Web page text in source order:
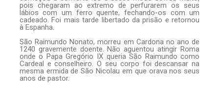
pois chegaram ao extremo de perfurarem os seus
lábios com um ferro quente, fechando-os com um
cadeado. Foi mais tarde libertado da prisão e retornou
à Espanha.
São Raimundo Nonato, morreu em Cardona no ano de
1240 gravemente doente. Não aguentou atingir Roma
onde o Papa Gregório IX queria São Raimundo como
Cardeal e conselheiro. O seu corpo foi descansar na
mesma ermida de São Nicolau em que orava nos seus
anos de pastor.